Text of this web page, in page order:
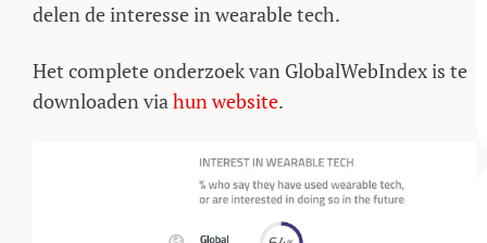
delen de interesse in wearable tech.
Het complete onderzoek van GlobalWebIndex is te
downloaden viahun website.